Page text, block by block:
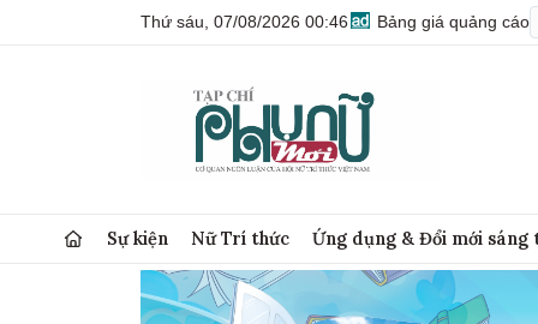
Thứ sáu, 07/08/2026 00:46 Bảng giá quảng cáo
Sự kiện Nữ Trí thức Ứng dụng & Đổi mới sáng